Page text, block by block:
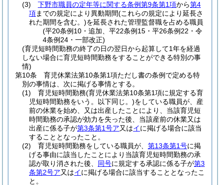
(3)
下野市職員の定年等に関する条例第9条第1項から第4
項までの規定により異動期間(これらの規定により延長さ
れた期間を含む。)を延長された管理監督職を占める職員
(平20条例10・追加、平22条例15・平26条例22・令
4条例24・一部改正)
(育児短時間勤務の終了の日の翌日から起算して1年を経過
しない場合に育児短時間勤務をすることができる特別の事
情)
第10条
育児休業法第10条第1項ただし書の条例で定める特
別の事情は、次に掲げる事情とする。
(1)
育児短時間勤務(育児休業法第10条第1項に規定する育
児短時間勤務をいう。以下同じ。)をしている職員が、産
前の休業を始め、又は出産したことにより、当該育児短
時間勤務の承認が効力を失った後、当該産前の休業又は
出産に係る子が第3条第1号ア又はイに掲げる場合に該当
することとなったこと。
(2)
育児短時間勤務をしている職員が、 第13条第1号に掲
げる事由に該当したことにより当該育児短時間勤務の承
認が取り消された後、 同号に規定する承認に係る子が第3
条第2号ア又はイに掲げる場合に該当することとなったこ
と。